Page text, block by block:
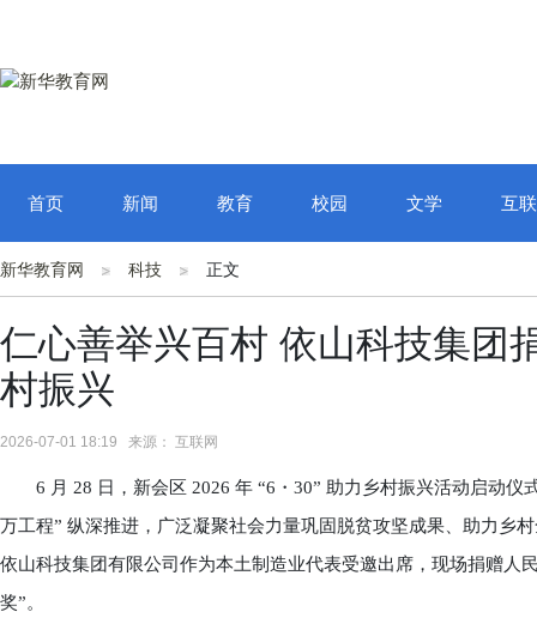
首页 新闻 教育 校园 文学 互
新华教育网 科技 正文
仁心善举兴百村 依山科技集团
村振兴
2026-07-01 18:19 来源： 互联网
6 月 28 日，新会区 2026 年 “6・30” 助力乡村振兴活动启动仪
万工程” 纵深推进，广泛凝聚社会力量巩固脱贫攻坚成果、助力乡
依山科技集团有限公司作为本土制造业代表受邀出席，现场捐赠人
奖”。